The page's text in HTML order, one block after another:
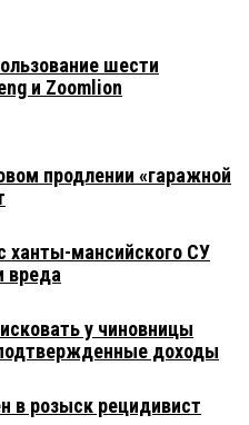
шести
и Zoomlion
продлении «гаражной
ханты-мансийского СУ
вреда
у чиновницы
доходы
в розыск рецидивист